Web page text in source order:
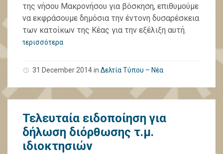
της νήσου Μακρονήσου για βόσκηση, επιθυμούμε
να εκφράσουμε δημόσια την έντονη δυσαρέσκεια
των κατοίκων της Κέας για την εξέλιξη αυτή.
περισσότερα
31 December 2014in Δελτία Τύπου – Νέα
Τελευταία ειδοποίηση για
δήλωση διόρθωσης τ.μ.
ιδιοκτησιών